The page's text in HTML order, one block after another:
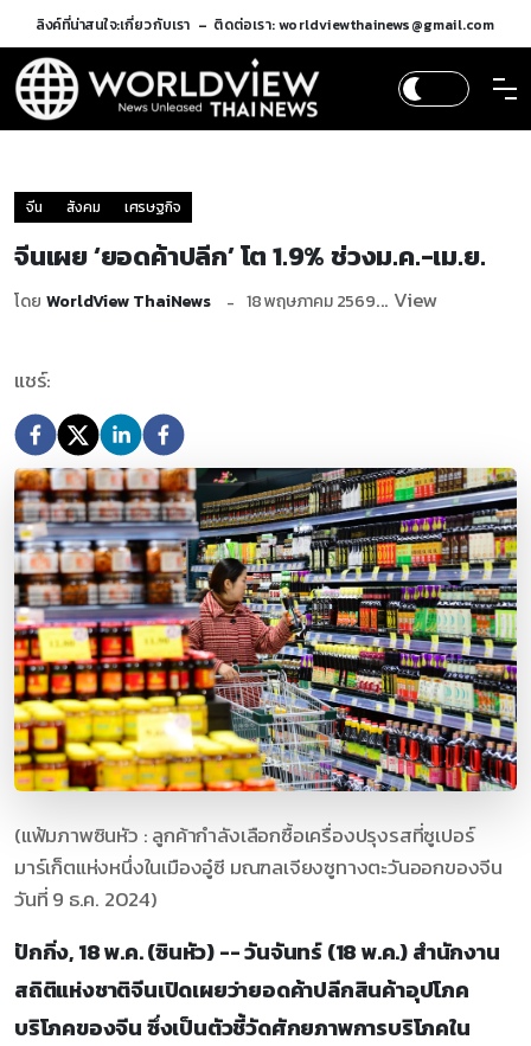
ลิงค์ที่น่าสนใจ:เกี่ยวกับเรา ติดต่อเรา: worldviewthainews@gmail.com
จีน สังคม เศรษฐกิจ
จีนเผย ‘ยอดค้าปลีก’ โต 1.9% ช่วงม.ค.-เม.ย.
โดย WorldView ThaiNews 18 พฤษภาคม 2569... View
แชร์:
(แฟ้มภาพซินหัว : ลูกค้ากำลังเลือกซื้อเครื่องปรุงรสที่ซูเปอร์
มาร์เก็ตแห่งหนึ่งในเมืองอู๋ซี มณฑลเจียงซูทางตะวันออกของจีน
วันที่ 9 ธ.ค. 2024)
ปักกิ่ง, 18 พ.ค. (ซินหัว) -- วันจันทร์ (18 พ.ค.) สำนักงาน
สถิติแห่งชาติจีนเปิดเผยว่ายอดค้าปลีกสินค้าอุปโภค
บริโภคของจีน ซึ่งเป็นตัวชี้วัดศักยภาพการบริโภคใน